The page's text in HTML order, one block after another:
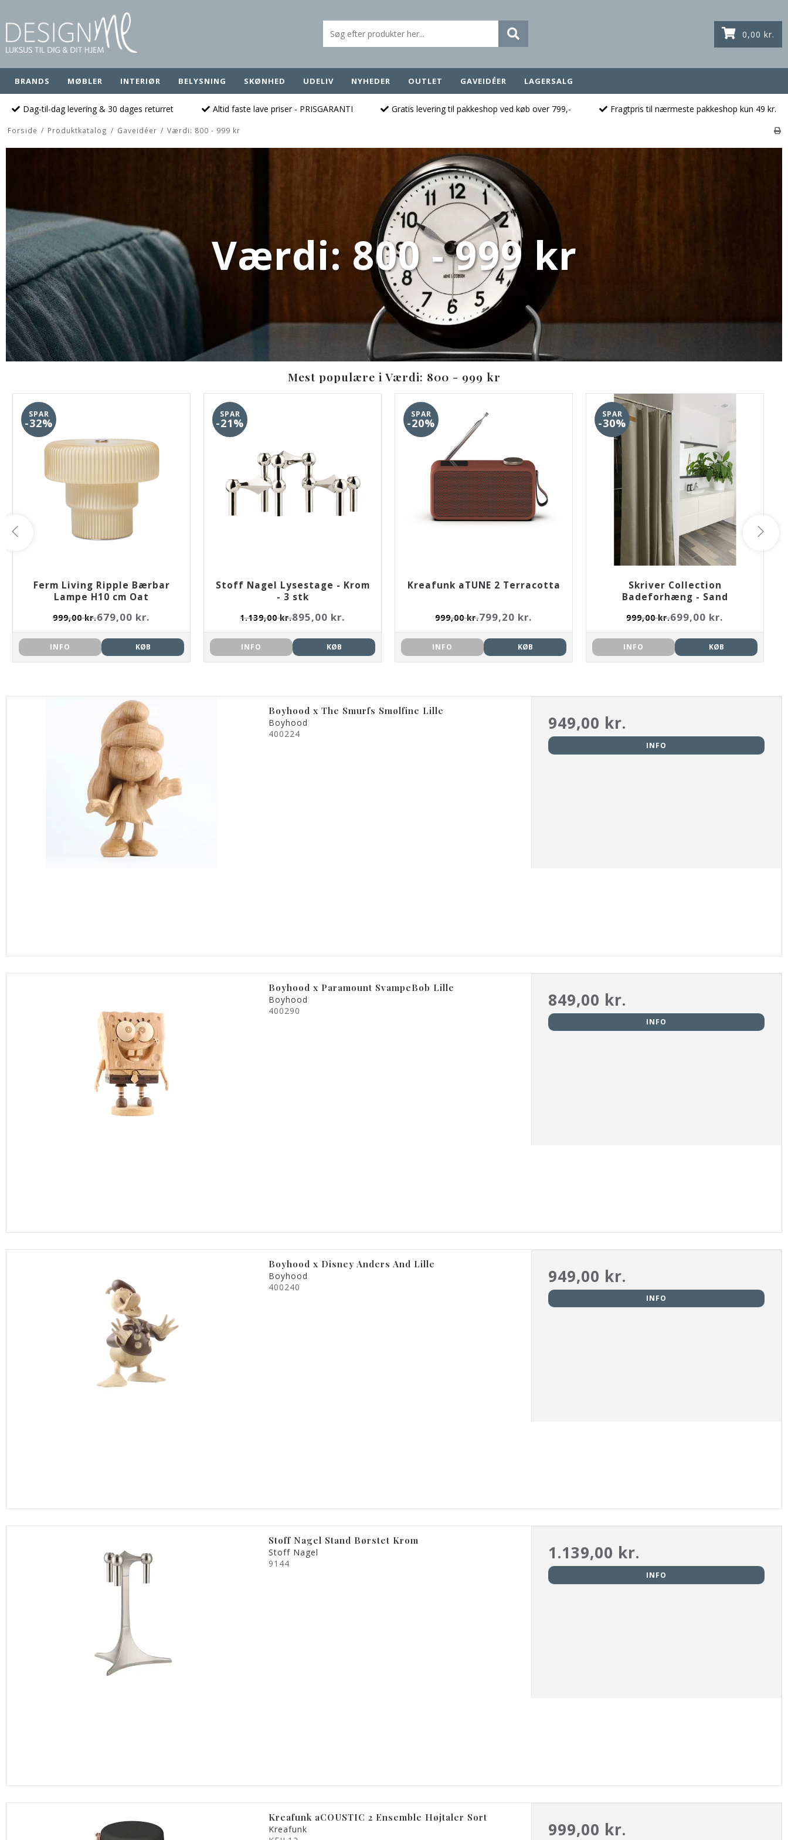
0,00 kr.
BRANDS MØBLER INTERIØR BELYSNING SKØNHED UDELIV NYHEDER OUTLET GAVEIDÉER LAGERSALG
Dag-til-dag levering & 30 dages returret Altid faste lave priser - PRISGARANTI Gratis levering til pakkeshop ved køb over 799,- Fragtpris til nærmeste pakkeshop kun 49 kr.
Forside / Produktkatalog / Gaveidéer / Værdi: 800 - 999 kr
Værdi: 800 - 999 kr
Mest populære i Værdi: 800 - 999 kr
SPAR
-32%
Ferm Living Ripple Bærbar
Lampe H10 cm Oat
999,00 kr.679,00 kr.
INFO KØB
SPAR
-21%
Stoff Nagel Lysestage - Krom
- 3 stk
1.139,00 kr.895,00 kr.
INFO KØB
SPAR
-20%
Kreafunk aTUNE 2 Terracotta
999,00 kr.799,20 kr.
INFO KØB
SPAR
-30%
Skriver Collection
Badeforhæng - Sand
999,00 kr.699,00 kr.
INFO KØB
Boyhood x The Smurfs Smølfine Lille
Boyhood
400224
949,00 kr.
INFO
Boyhood x Paramount SvampeBob Lille
Boyhood
400290
849,00 kr.
INFO
Boyhood x Disney Anders And Lille
Boyhood
400240
949,00 kr.
INFO
Stoff Nagel Stand Børstet Krom
Stoff Nagel
9144
1.139,00 kr.
INFO
Kreafunk aCOUSTIC 2 Ensemble Højtaler Sort
Kreafunk
999,00 kr.